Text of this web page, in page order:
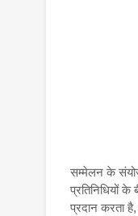
सम्मेलन के
प्रतिनिधियों
प्रदान करता